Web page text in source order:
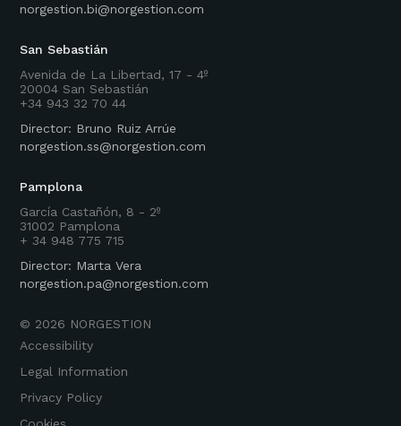
norgestion.bi@norgestion.com
San Sebastián
Avenida de La Libertad, 17 - 4º
20004 San Sebastián
+34 943 32 70 44
Director: Bruno Ruiz Arrúe
norgestion.ss@norgestion.com
Pamplona
García Castañón, 8 - 2º
31002 Pamplona
+ 34 948 775 715
Director: Marta Vera
norgestion.pa@norgestion.com
Accessibility
Legal Information
Privacy Policy
© 2026 NORGESTION